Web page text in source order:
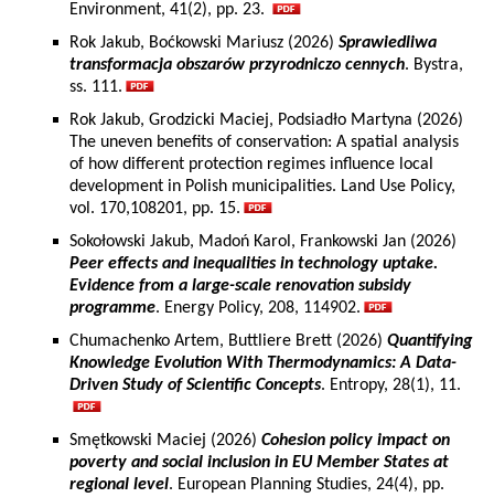
Environment, 41(2), pp. 23.
Rok Jakub, Boćkowski Mariusz (2026) Sprawiedliwa
transformacja obszarów przyrodniczo cennych. Bystra,
ss. 111.
Rok Jakub, Grodzicki Maciej, Podsiadło Martyna (2026)
The uneven benefits of conservation: A spatial analysis
of how different protection regimes influence local
development in Polish municipalities. Land Use Policy,
vol. 170,108201, pp. 15.
Sokołowski Jakub, Madoń Karol, Frankowski Jan (2026)
Peer effects and inequalities in technology uptake.
Evidence from a large-scale renovation subsidy
programme. Energy Policy, 208, 114902.
Chumachenko Artem, Buttliere Brett (2026) Quantifying
Knowledge Evolution With Thermodynamics: A Data-
Driven Study of Scientific Concepts. Entropy, 28(1), 11.
Smętkowski Maciej (2026) Cohesion policy impact on
poverty and social inclusion in EU Member States at
regional level. European Planning Studies, 24(4), pp.